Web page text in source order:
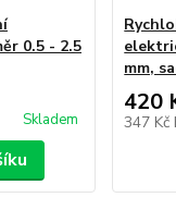
0.5 - 2.5
Skladem
mm,
420
347 Kč